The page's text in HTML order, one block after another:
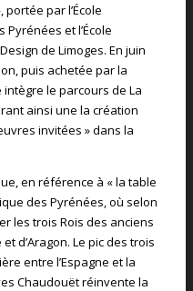
portée par l’École
Pyrénées et l’École
de Limoges. En juin
puis achetée par la
intègre le parcours de La
ainsi une la création
invitées » dans la
en référence à « la table
des Pyrénées, où selon
les trois Rois des anciens
d’Aragon. Le pic des trois
entre l’Espagne et la
Chaudouët réinvente la